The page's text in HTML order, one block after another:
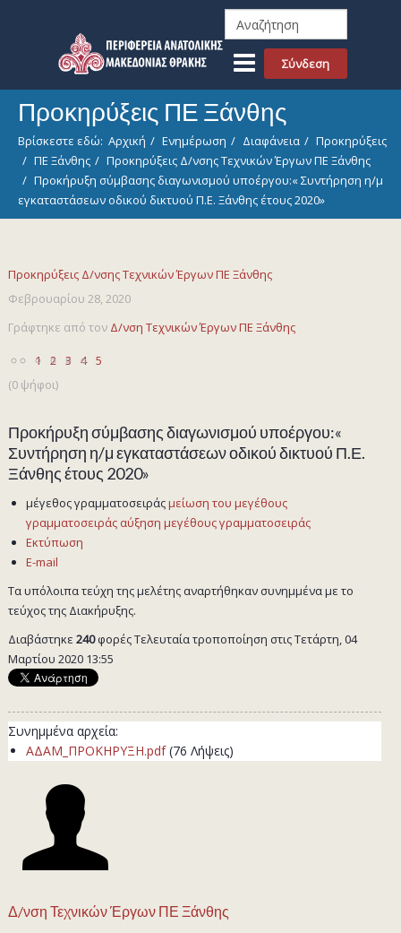
Σύνδεση
Προκηρύξεις ΠΕ Ξάνθης
Βρίσκεστε εδώ: Αρχική Ενημέρωση Διαφάνεια
Προκηρύξεις
ΠΕ Ξάνθης
Προκηρύξεις Δ/νσης Τεχνικών Έργων ΠΕ Ξάνθης
Προκήρυξη σύμβασης διαγωνισμού υποέργου:« Συντήρηση η/μ
εγκαταστάσεων οδικού δικτυού Π.Ε. Ξάνθης έτους 2020»
Προκηρύξεις Δ/νσης Τεχνικών Έργων ΠΕ Ξάνθης
Φεβρουαρίου 28, 2020
Γράφτηκε από τον Δ/νση Τεχνικών Έργων ΠΕ Ξάνθης
1 2 3 4 5
(0 ψήφοι)
Προκήρυξη σύμβασης διαγωνισμού υποέργου:«
Συντήρηση η/μ εγκαταστάσεων οδικού δικτυού Π.Ε.
Ξάνθης έτους 2020»
μέγεθος γραμματοσειράςμείωση του μεγέθους
γραμματοσειράς αύξηση μεγέθους γραμματοσειράς
Εκτύπωση
E-mail
Τα υπόλοιπα τεύχη της μελέτης αναρτήθηκαν συνημμένα με το
τεύχος της Διακήρυξης.
Διαβάστηκε240φορέςΤελευταία τροποποίηση στις Τετάρτη, 04
Μαρτίου 2020 13:55
Συνημμένα αρχεία:
ΑΔΑΜ_ΠΡΟΚΗΡΥΞΗ.pdf (76 Λήψεις)
Δ/νση Τεχνικών Έργων ΠΕ Ξάνθης